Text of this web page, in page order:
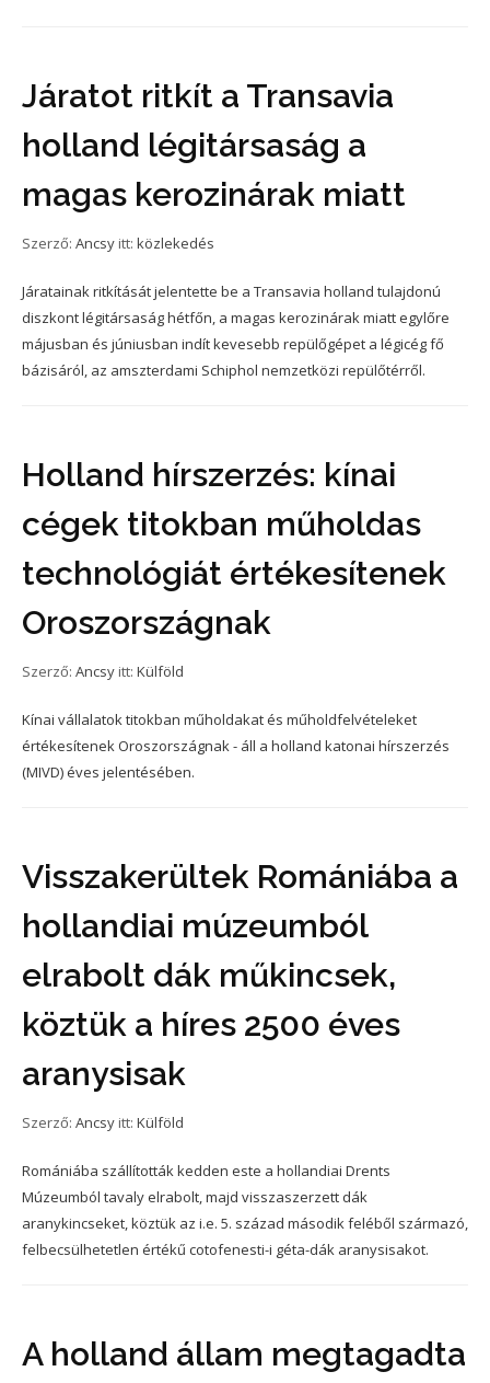
Járatot ritkít a Transavia
holland légitársaság a
magas kerozinárak miatt
Szerző: Ancsy itt: közlekedés
Járatainak ritkítását jelentette be a Transavia holland tulajdonú
diszkont légitársaság hétfőn, a magas kerozinárak miatt egylőre
májusban és júniusban indít kevesebb repülőgépet a légicég fő
bázisáról, az amszterdami Schiphol nemzetközi repülőtérről.
Holland hírszerzés: kínai
cégek titokban műholdas
technológiát értékesítenek
Oroszországnak
Szerző: Ancsy itt: Külföld
Kínai vállalatok titokban műholdakat és műholdfelvételeket
értékesítenek Oroszországnak - áll a holland katonai hírszerzés
(MIVD) éves jelentésében.
Visszakerültek Romániába a
hollandiai múzeumból
elrabolt dák műkincsek,
köztük a híres 2500 éves
aranysisak
Szerző: Ancsy itt: Külföld
Romániába szállították kedden este a hollandiai Drents
Múzeumból tavaly elrabolt, majd visszaszerzett dák
aranykincseket, köztük az i.e. 5. század második feléből származó,
felbecsülhetetlen értékű cotofenesti-i géta-dák aranysisakot.
A holland állam megtagadta